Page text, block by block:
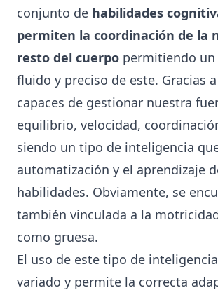
conjunto de habilidades
permiten la coordinación de la
resto del cuerpo permitiendo
fluido y preciso de este. Gracias
capaces de gestionar nuestra
equilibrio, velocidad,
siendo un tipo de inteligencia
automatización y el aprendizaje
habilidades. Obviamente, se
también vinculada a la
como gruesa.
El uso de este tipo de
variado y permite la correcta